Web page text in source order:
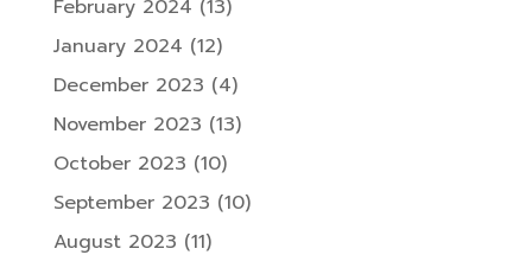
February 2024 (13)
January 2024 (12)
December 2023 (4)
November 2023 (13)
October 2023 (10)
September 2023 (10)
August 2023 (11)